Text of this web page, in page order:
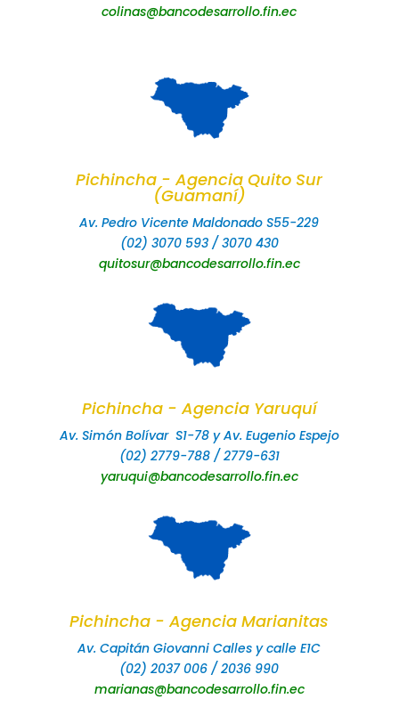
colinas@bancodesarrollo.fin.ec
Pichincha - Agencia Quito Sur
(Guamaní)
Av. Pedro Vicente Maldonado S55-229
(02) 3070 593 / 3070 430
quitosur@bancodesarrollo.fin.ec
Pichincha - Agencia Yaruquí
Av. Simón Bolívar S1-78 y Av. Eugenio Espejo
(02) 2779-788 / 2779-631
yaruqui@bancodesarrollo.fin.ec
Pichincha - Agencia Marianitas
Av. Capitán Giovanni Calles y calle E1C
(02) 2037 006 / 2036 990
marianas@bancodesarrollo.fin.ec